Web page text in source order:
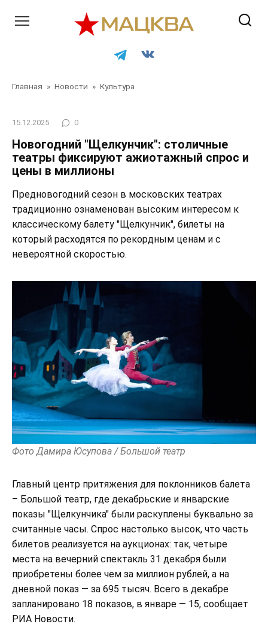
Главная » Новости » Культура
15.12.2025 0
Новогодний "Щелкунчик": столичные
театры фиксируют ажиотажный спрос и
цены в миллионы
Предновогодний сезон в московских театрах
традиционно ознаменован высоким интересом к
классическому балету "Щелкунчик", билеты на
который расходятся по рекордным ценам и с
невероятной скоростью.
Фото Дамира Юсупова / Большой театр
Главный центр притяжения для поклонников балета
– Большой театр, где декабрьские и январские
показы "Щелкунчика" были раскуплены буквально за
считанные часы. Спрос настолько высок, что часть
билетов реализуется на аукционах: так, четыре
места на вечерний спектакль 31 декабря были
приобретены более чем за миллион рублей, а на
дневной показ — за 695 тысяч. Всего в декабре
запланировано 18 показов, в январе — 15, сообщает
РИА Новости.